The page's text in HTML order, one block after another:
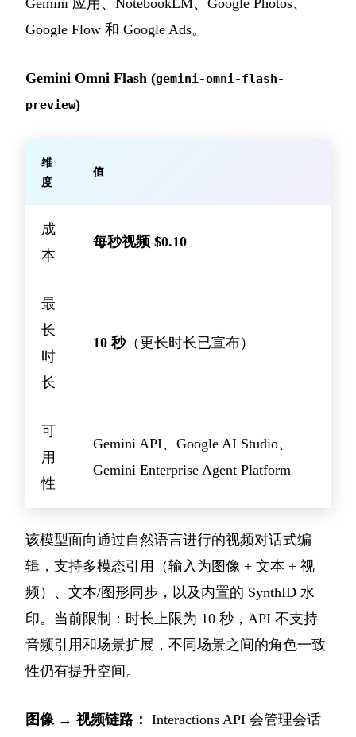
Gemini 应用、NotebookLM、Google Photos、
Google Flow 和 Google Ads。
Gemini Omni Flash (gemini-omni-flash-
preview)
维
度
值
成
本
每秒视频 $0.10
最
长
时
长
10 秒（更长时长已宣布）
可
用
性
Gemini API、Google AI Studio、
Gemini Enterprise Agent Platform
该模型面向通过自然语言进行的视频对话式编
辑，支持多模态引用（输入为图像 + 文本 + 视
频）、文本/图形同步，以及内置的 SynthID 水
印。当前限制：时长上限为 10 秒，API 不支持
音频引用和场景扩展，不同场景之间的角色一致
性仍有提升空间。
图像 → 视频链路： Interactions API 会管理会话